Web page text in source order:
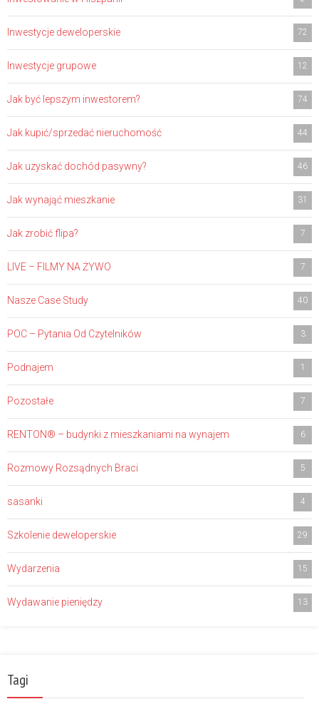
Inwestycje deweloperskie 72
Inwestycje grupowe 12
Jak być lepszym inwestorem? 74
Jak kupić/sprzedać nieruchomość 44
Jak uzyskać dochód pasywny? 46
Jak wynająć mieszkanie 31
Jak zrobić flipa? 7
LIVE – FILMY NA ŻYWO 7
Nasze Case Study 40
POC – Pytania Od Czytelników 3
Podnajem 1
Pozostałe 7
RENTON® – budynki z mieszkaniami na wynajem 6
Rozmowy Rozsądnych Braci 5
sasanki 4
Szkolenie deweloperskie 29
Wydarzenia 15
Wydawanie pieniędzy 13
Tagi